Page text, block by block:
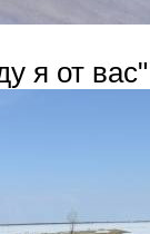
я от вас"